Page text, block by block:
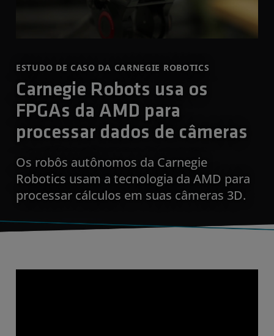
ESTUDO DE CASO DA CARNEGIE ROBOTICS
Carnegie Robots usa os
FPGAs da AMD para
processar dados de câmeras
Os robôs autônomos da Carnegie
Robotics usam a tecnologia da AMD para
processar cálculos em suas câmeras 3D.